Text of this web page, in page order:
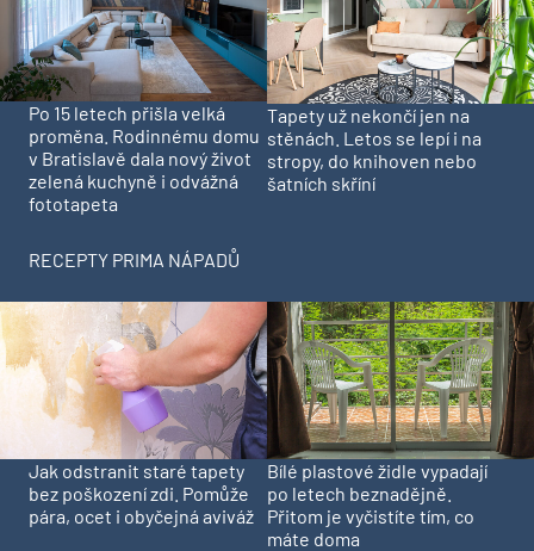
Po 15 letech přišla velká
proměna. Rodinnému domu
v Bratislavě dala nový život
zelená kuchyně i odvážná
fototapeta
Tapety už nekončí jen na
stěnách. Letos se lepí i na
stropy, do knihoven nebo
šatních skříní
RECEPTY PRIMA NÁPADŮ
Jak odstranit staré tapety
bez poškození zdi. Pomůže
pára, ocet i obyčejná aviváž
Bílé plastové židle vypadají
po letech beznadějně.
Přitom je vyčistíte tím, co
máte doma